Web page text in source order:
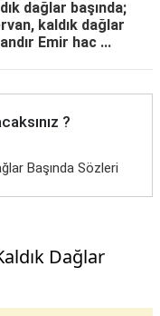
dağlar başında;
kaldık dağlar
Emir hac ...
?
Başında Sözleri
Dağlar